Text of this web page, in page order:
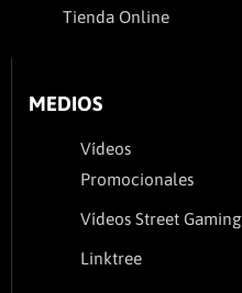
Tienda Online
MEDIOS
Vídeos
Promocionales
Vídeos Street Gaming
Linktree